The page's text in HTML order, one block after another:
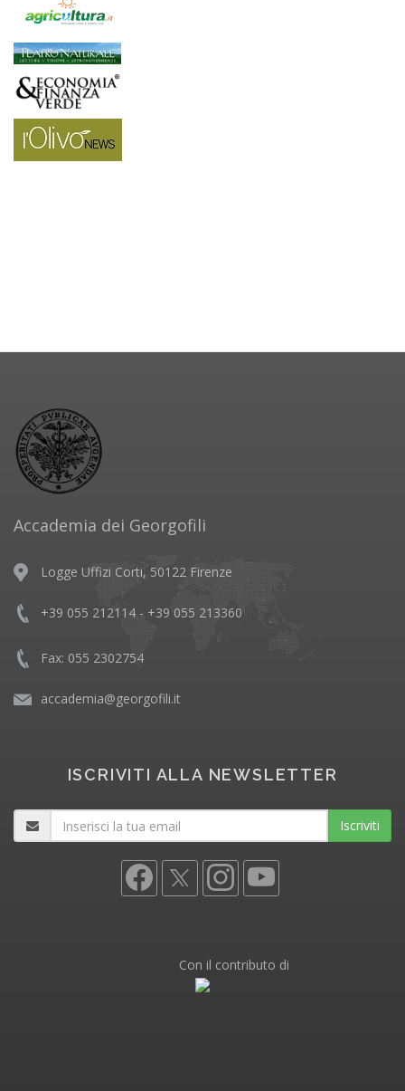
Accademia dei Georgofili
Logge Uffizi Corti, 50122 Firenze
+39 055 212114 - +39 055 213360
Fax: 055 2302754
accademia@georgofili.it
ISCRIVITI ALLA NEWSLETTER
Iscriviti
Con il contributo di